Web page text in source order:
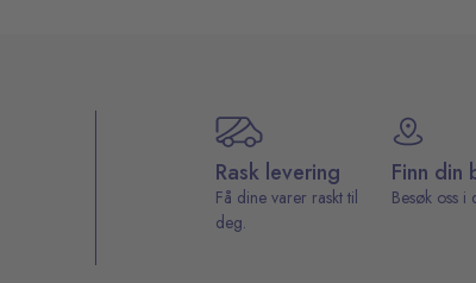
Rask levering
Få dine varer raskt til
deg.
Finn din
Besøk oss i